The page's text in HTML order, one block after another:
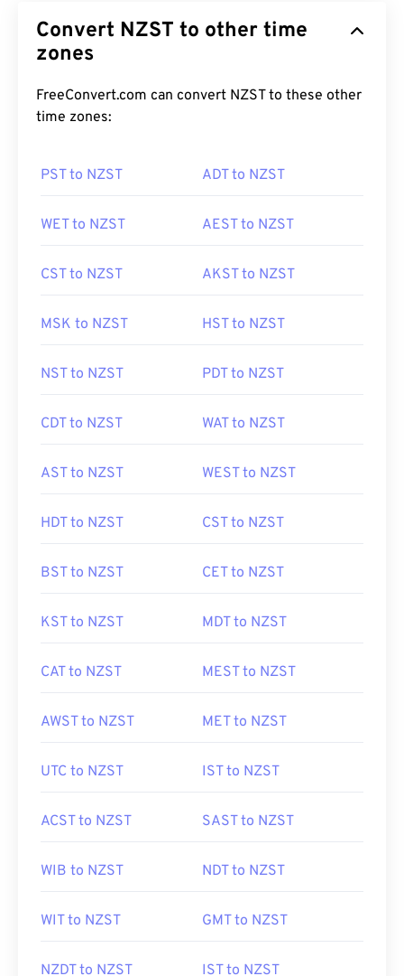
Convert NZST to other time
zones
FreeConvert.com can convert NZST to these other
time zones:
PST to NZST ADT to NZST
WET to NZST AEST to NZST
CST to NZST AKST to NZST
MSK to NZST HST to NZST
NST to NZST PDT to NZST
CDT to NZST WAT to NZST
AST to NZST WEST to NZST
HDT to NZST CST to NZST
BST to NZST CET to NZST
KST to NZST MDT to NZST
CAT to NZST MEST to NZST
AWST to NZST MET to NZST
UTC to NZST IST to NZST
ACST to NZST SAST to NZST
WIB to NZST NDT to NZST
WIT to NZST GMT to NZST
NZDT to NZST IST to NZST